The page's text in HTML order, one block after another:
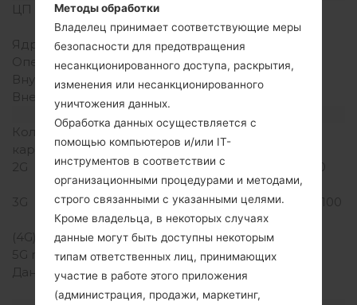
ЦП (процессор)
Mediatek MT6575
Ядра процессора
-
Оперативная память
512MB
Внутренняя память
4GB
Внешняя память
Сеть и данные
Количество мест для сим
карты
2 Мини SIM
2G
GSM 850/900/1800/1900
MHz
3G
HSDPA 850/900/1900/2100
MHz
(4G) LTE
-
5G network
-
Данные
GPRS, EDGE, HSDPA,
UMTS
Методы обработки
Владелец принимает соответствующие меры
безопасности для предотвращения
несанкционированного доступа, раскрытия,
изменения или несанкционированного
уничтожения данных.
Обработка данных осуществляется с
помощью компьютеров и/или IT-
инструментов в соответствии с
организационными процедурами и методами,
строго связанными с указанными целями.
Кроме владельца, в некоторых случаях
данные могут быть доступны некоторым
типам ответственных лиц, принимающих
участие в работе этого приложения
(администрация, продажи, маркетинг,